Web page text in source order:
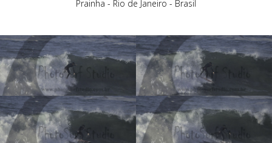
Prainha - Rio de Janeiro - Brasil